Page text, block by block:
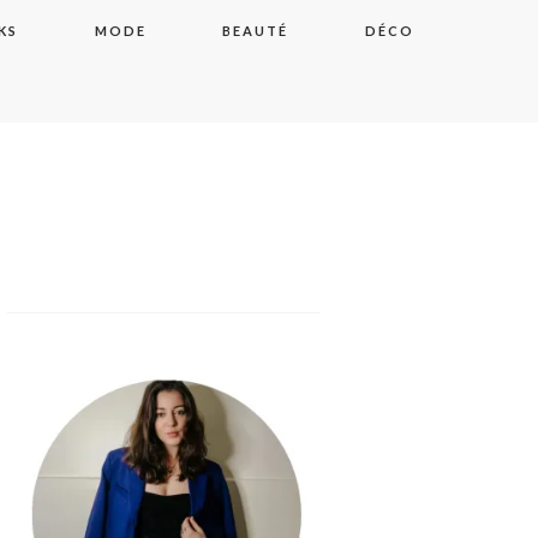
MODE BEAUTÉ DÉCO